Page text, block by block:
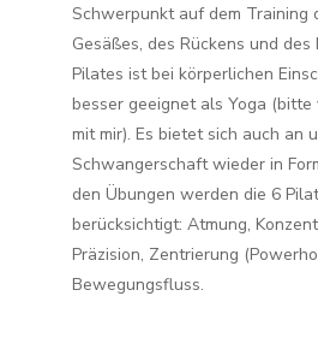
Schwerpunkt auf dem Training
Gesäßes, des Rückens und des
Pilates ist bei körperlichen
besser geeignet als Yoga (bitte
mit mir). Es bietet sich auch an
Schwangerschaft wieder in
den Übungen werden die 6
berücksichtigt: Atmung,
Präzision, Zentrierung
Bewegungsfluss.